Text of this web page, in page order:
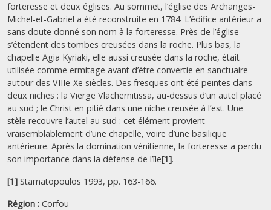
forteresse et deux églises. Au sommet, l’église des Archanges-
Michel-et-Gabriel a été reconstruite en 1784. L’édifice antérieur a
sans doute donné son nom à la forteresse. Près de l’église
s’étendent des tombes creusées dans la roche. Plus bas, la
chapelle Agia Kyriaki, elle aussi creusée dans la roche, était
utilisée comme ermitage avant d’être convertie en sanctuaire
autour des VIIIe-Xe siècles. Des fresques ont été peintes dans
deux niches : la Vierge Vlachernitissa, au-dessus d’un autel placé
au sud ; le Christ en pitié dans une niche creusée à l’est. Une
stèle recouvre l’autel au sud : cet élément provient
vraisemblablement d’une chapelle, voire d’une basilique
antérieure. Après la domination vénitienne, la forteresse a perdu
son importance dans la défense de l’île[1].
[1] Stamatopoulos 1993, pp. 163-166.
Région : Corfou